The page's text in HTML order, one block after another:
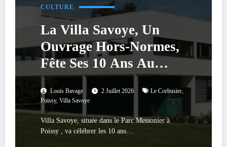
CULTURE
La Villa Savoye, Un
Ouvrage Hors-Normes,
Fête Ses 10 Ans Au
Patrimoine Mondial De
L’UNESCO
Louis Bavage 2 Juillet 2026 Le Corbusier,
Poissy, Villa Savoye
Villa Savoye, située dans le Parc Messonier à
Poissy , va célébrer les 10 ans…